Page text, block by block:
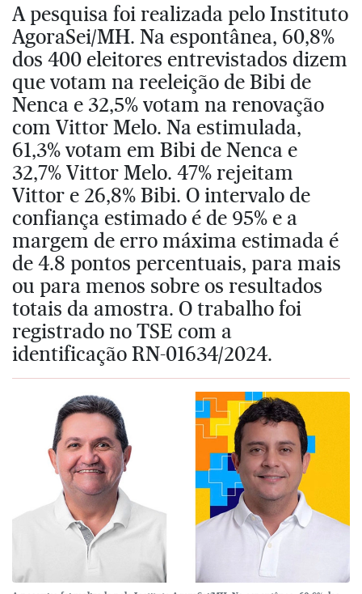
A pesquisa foi realizada pelo Instituto
AgoraSei/MH. Na espontânea, 60,8%
dos 400 eleitores entrevistados dizem
que votam na reeleição de Bibi de
Nenca e 32,5% votam na renovação
com Vittor Melo. Na estimulada,
61,3% votam em Bibi de Nenca e
32,7% Vittor Melo. 47% rejeitam
Vittor e 26,8% Bibi. O intervalo de
confiança estimado é de 95% e a
margem de erro máxima estimada é
de 4.8 pontos percentuais, para mais
ou para menos sobre os resultados
totais da amostra. O trabalho foi
registrado no TSE com a
identificação RN-01634/2024.